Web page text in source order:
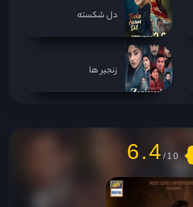
دل شکسته
زنجیر ها
6.4